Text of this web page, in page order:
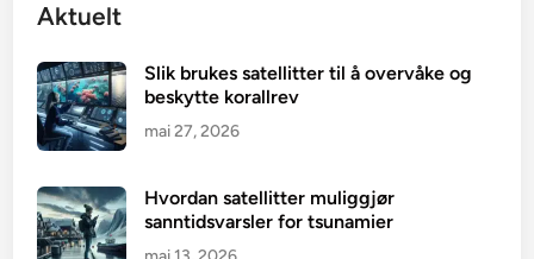
Aktuelt
Slik brukes satellitter til å overvåke og
beskytte korallrev
mai 27, 2026
Hvordan satellitter muliggjør
sanntidsvarsler for tsunamier